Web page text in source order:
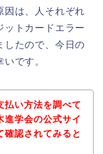
因は、人それぞれ
ットカードエラー
したので、今日の
です。
払い方法を調べて
進学会の公式サイ
確認されてみると